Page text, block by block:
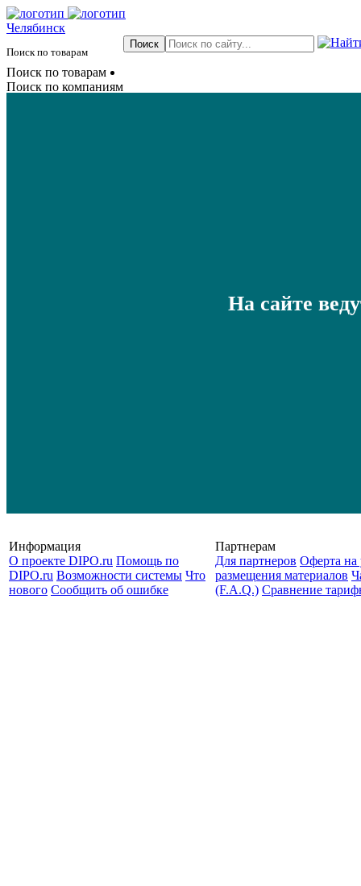
Челябинск
Поиск по товарам
Поиск по товарам
Поиск по компаниям
На сайте
Информация
О проекте DIPO.ru Помощь по
DIPO.ru Возможности системы Что
нового Сообщить об ошибке
Партнерам
Для партнеров Оферта на
размещения материалов
(F.A.Q.) Cравнение